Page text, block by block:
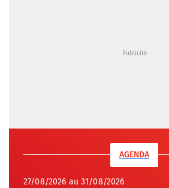
AGENDA
27/08/2026 au 31/08/2026